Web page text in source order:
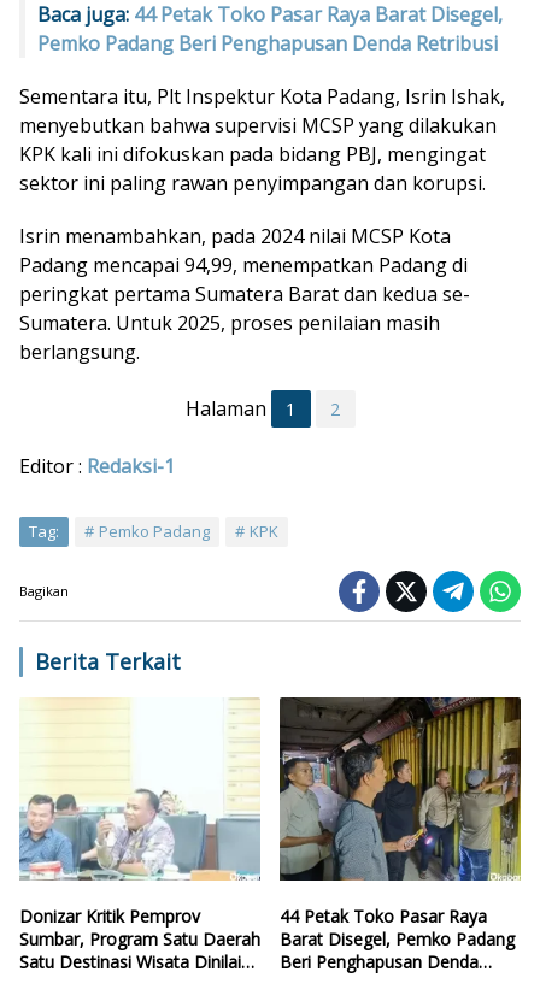
Baca juga: 44 Petak Toko Pasar Raya Barat Disegel,
Pemko Padang Beri Penghapusan Denda Retribusi
Sementara itu, Plt Inspektur Kota Padang, Isrin Ishak,
menyebutkan bahwa supervisi MCSP yang dilakukan
KPK kali ini difokuskan pada bidang PBJ, mengingat
sektor ini paling rawan penyimpangan dan korupsi.
Isrin menambahkan, pada 2024 nilai MCSP Kota
Padang mencapai 94,99, menempatkan Padang di
peringkat pertama Sumatera Barat dan kedua se-
Sumatera. Untuk 2025, proses penilaian masih
berlangsung.
Halaman 1 2
Editor : Redaksi-1
Tag: Pemko Padang KPK
Bagikan
Berita Terkait
Donizar Kritik Pemprov
Sumbar, Program Satu Daerah
Satu Destinasi Wisata Dinilai
44 Petak Toko Pasar Raya
Barat Disegel, Pemko Padang
Beri Penghapusan Denda